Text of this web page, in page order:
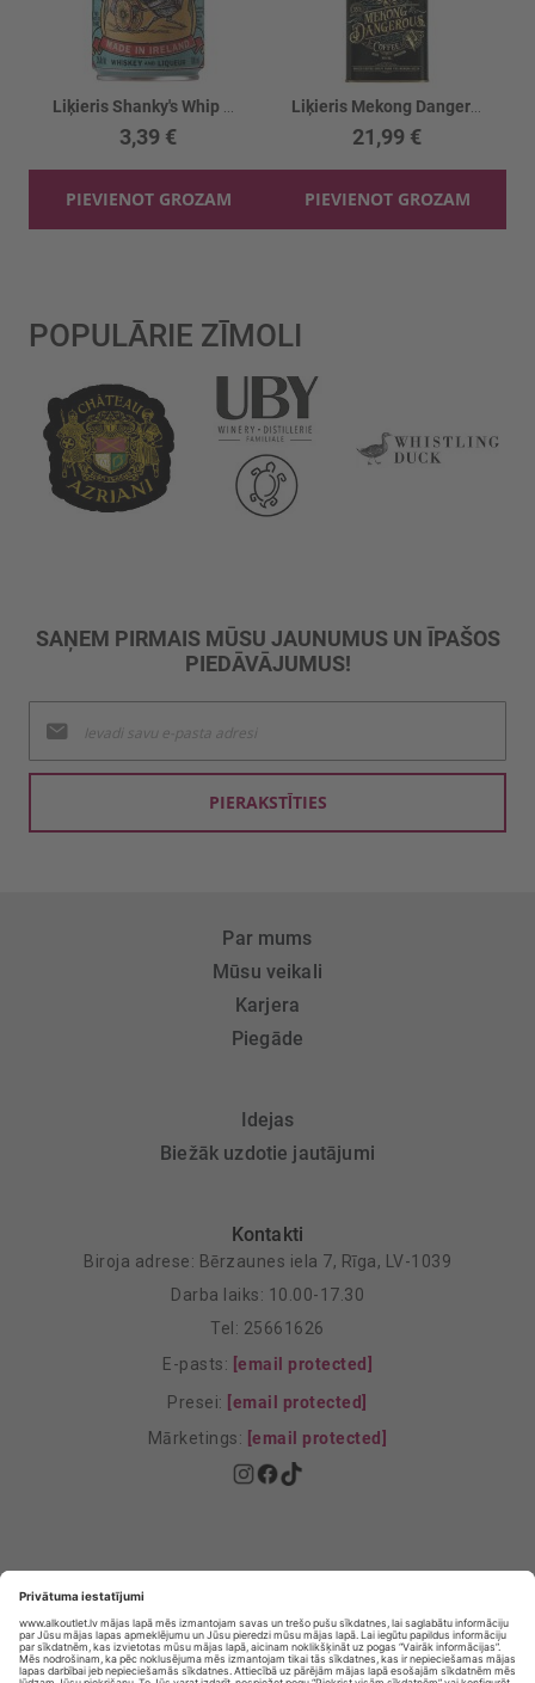
3,39 €
PIEVIENOT GROZAM
21,99 €
PIEVIENOT GROZAM
POPULĀRIE ZĪMOLI
SAŅEM PIRMAIS MŪSU JAUNUMUS UN ĪPAŠOS
PIEDĀVĀJUMUS!
jaunumu
saņemšanai:
PIERAKSTĪTIES
Par mums
Mūsu veikali
Karjera
Piegāde
Idejas
Biežāk uzdotie jautājumi
Kontakti
Biroja adrese: Bērzaunes iela 7, Rīga, LV-1039
Darba laiks: 10.00-17.30
Tel: 25661626
E-pasts: [email protected]
Presei: [email protected]
Mārketings: [email protected]
Privātuma Iestatījumi
E-veikala lietošanas noteikumi